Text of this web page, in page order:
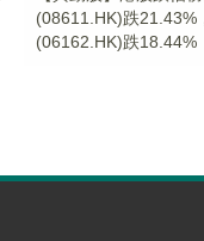
(08611.HK)跌21.43%
(06162.HK)跌18.44%